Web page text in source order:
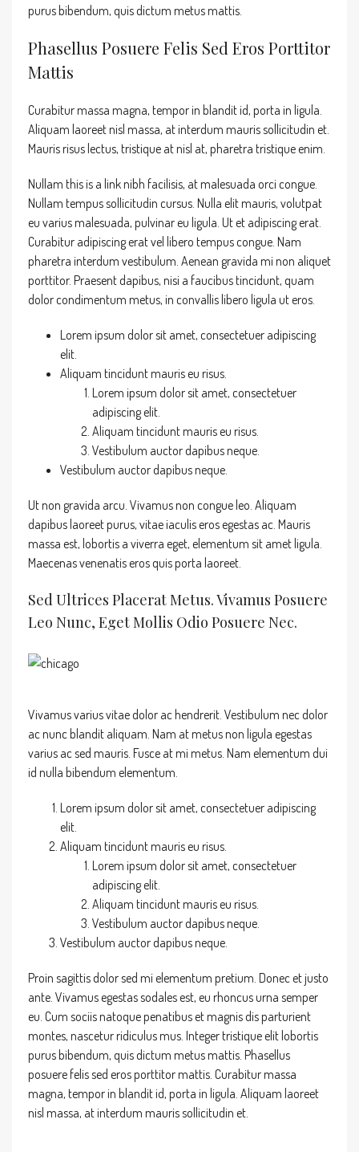
purus bibendum, quis dictum metus mattis.
Phasellus Posuere Felis Sed Eros Porttitor
Mattis
Curabitur massa magna, tempor in blandit id, porta in ligula.
Aliquam laoreet nisl massa, at interdum mauris sollicitudin et.
Mauris risus lectus, tristique at nisl at, pharetra tristique enim.
Nullam this is a link nibh facilisis, at malesuada orci congue.
Nullam tempus sollicitudin cursus. Nulla elit mauris, volutpat
eu varius malesuada, pulvinar eu ligula. Ut et adipiscing erat.
Curabitur adipiscing erat vel libero tempus congue. Nam
pharetra interdum vestibulum. Aenean gravida mi non aliquet
porttitor. Praesent dapibus, nisi a faucibus tincidunt, quam
dolor condimentum metus, in convallis libero ligula ut eros.
Lorem ipsum dolor sit amet, consectetuer adipiscing
elit.
Aliquam tincidunt mauris eu risus.
Lorem ipsum dolor sit amet, consectetuer
adipiscing elit.
Aliquam tincidunt mauris eu risus.
Vestibulum auctor dapibus neque.
Vestibulum auctor dapibus neque.
Ut non gravida arcu. Vivamus non congue leo. Aliquam
dapibus laoreet purus, vitae iaculis eros egestas ac. Mauris
massa est, lobortis a viverra eget, elementum sit amet ligula.
Maecenas venenatis eros quis porta laoreet.
Sed Ultrices Placerat Metus. Vivamus Posuere
Leo Nunc, Eget Mollis Odio Posuere Nec.
Vivamus varius vitae dolor ac hendrerit. Vestibulum nec dolor
ac nunc blandit aliquam. Nam at metus non ligula egestas
varius ac sed mauris. Fusce at mi metus. Nam elementum dui
id nulla bibendum elementum.
Lorem ipsum dolor sit amet, consectetuer adipiscing
elit.
Aliquam tincidunt mauris eu risus.
Lorem ipsum dolor sit amet, consectetuer
adipiscing elit.
Aliquam tincidunt mauris eu risus.
Vestibulum auctor dapibus neque.
Vestibulum auctor dapibus neque.
Proin sagittis dolor sed mi elementum pretium. Donec et justo
ante. Vivamus egestas sodales est, eu rhoncus urna semper
eu. Cum sociis natoque penatibus et magnis dis parturient
montes, nascetur ridiculus mus. Integer tristique elit lobortis
purus bibendum, quis dictum metus mattis. Phasellus
posuere felis sed eros porttitor mattis. Curabitur massa
magna, tempor in blandit id, porta in ligula. Aliquam laoreet
nisl massa, at interdum mauris sollicitudin et.